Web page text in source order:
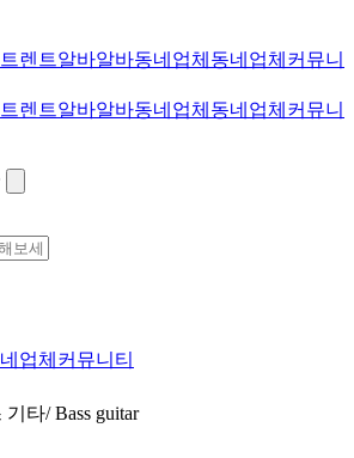
렌트알바알바동네업체 동네업체 커뮤니
렌트알바알바동네업체 동네업체 커뮤니
업체 커뮤니티
기타/ Bass guitar